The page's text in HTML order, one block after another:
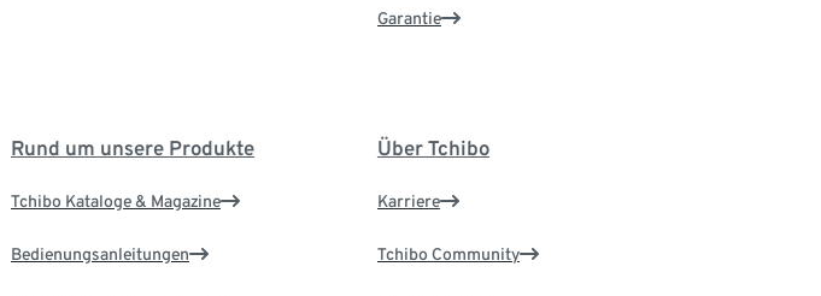
Garantie
Rund um unsere Produkte
Tchibo Kataloge & Magazine
Bedienungsanleitungen
Über Tchibo
Karriere
Tchibo Community